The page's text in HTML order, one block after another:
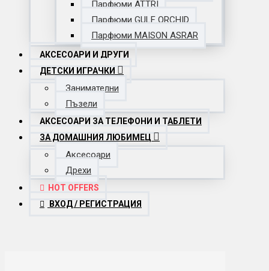
Парфюми ATTRI
Парфюми GULF ORCHID
Парфюми MAISON ASRAR
АКСЕСОАРИ И ДРУГИ
ДЕТСКИ ИГРАЧКИ
Занимателни
Пъзели
АКСЕСОАРИ ЗА ТЕЛЕФОНИ И ТАБЛЕТИ
ЗА ДОМАШНИЯ ЛЮБИМЕЦ
Аксесоари
Дрехи
HOT OFFERS
ВХОД / РЕГИСТРАЦИЯ